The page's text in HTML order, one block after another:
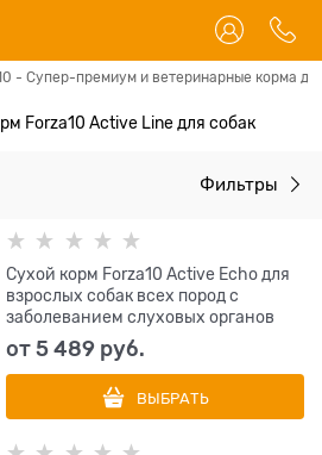
- Супер-премиум и ветеринарные корма
Forza10 Aсtive Line для собак
Фильтры
Сухой корм Forza10 Active Echo для
взрослых собак всех пород с
заболеванием слуховых органов
от5 489 руб.
ВЫБРАТЬ